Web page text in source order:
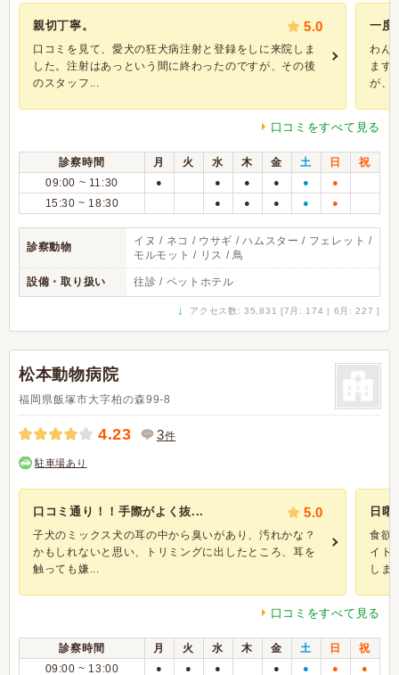
親切丁寧。 5.0
口コミを見て、愛犬の狂犬病注射と登録をしに来院しま
した。注射はあっという間に終わったのですが、その後
のスタッフ...
一度
わん
ます
が、
口コミをすべて見る
診察時間 月 火 水 木 金 土 日
祝
09:00 ~ 11:30
● ● ● ● ● ●
15:30 ~ 18:30 ● ● ● ● ●
診察動物
イヌ / ネコ / ウサギ / ハムスター / フェレット /
モルモット / リス / 鳥
設備・取り扱い 往診 / ペットホテル
↓ アクセス数: 35,831 [7月: 174 | 6月: 227 ]
松本動物病院
福岡県飯塚市大字柏の森99-8
4.23 3件
駐車場あり
口コミ通り！！手際がよく抜... 5.0
子犬のミックス犬の耳の中から臭いがあり、汚れかな？
かもしれないと思い、トリミングに出したところ、耳を
触っても嫌...
日曜
食欲
イト
しま
口コミをすべて見る
診察時間 月 火 水 木 金 土 日
祝
09:00 ~ 13:00
● ● ● ● ● ● ●